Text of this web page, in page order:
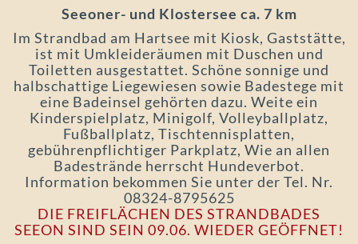
Seeoner- und Klostersee ca. 7 km
Im Strandbad am Hartsee mit Kiosk, Gaststätte,
ist mit Umkleideräumen mit Duschen und
Toiletten ausgestattet. Schöne sonnige und
halbschattige Liegewiesen sowie Badestege mit
eine Badeinsel gehörten dazu. Weite ein
Kinderspielplatz, Minigolf, Volleyballplatz,
Fußballplatz, Tischtennisplatten,
gebührenpflichtiger Parkplatz, Wie an allen
Badestrände herrscht Hundeverbot.
Information bekommen Sie unter der Tel. Nr.
08324-8795625
DIE FREIFLÄCHEN DES STRANDBADES
SEEON SIND SEIN 09.06. WIEDER GEÖFFNET!